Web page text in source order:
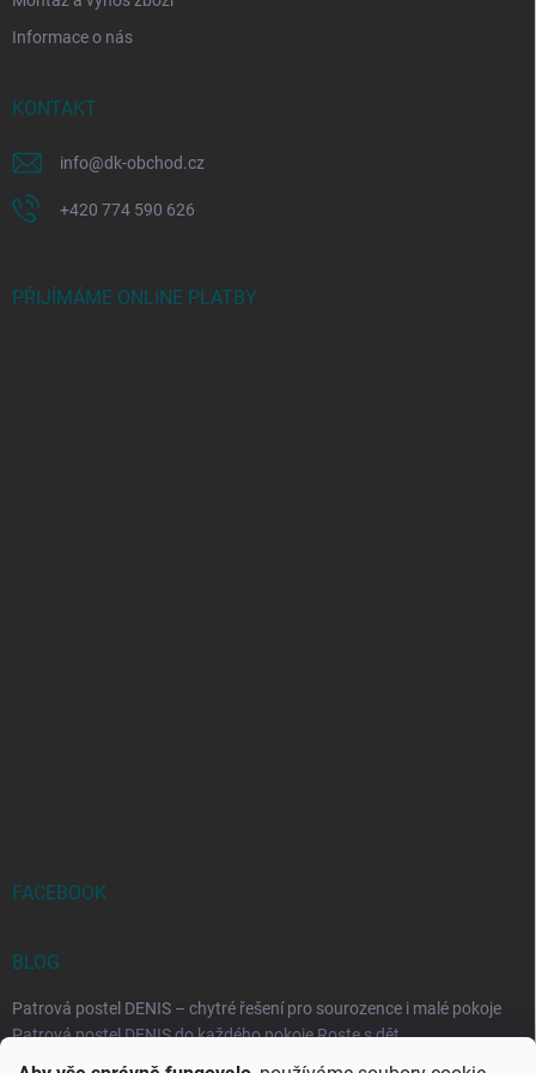
Informace o nás
KONTAKT
info@dk-obchod.cz
+420 774 590 626
PŘIJÍMÁME ONLINE PLATBY
FACEBOOK
BLOG
Patrová postel DENIS – chytré řešení pro sourozence i malé pokoje
Patrová postel DENIS do každého pokoje Roste s dět...